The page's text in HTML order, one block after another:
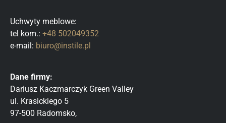
Uchwyty meblowe:
tel kom.: +48 502049352
e-mail: biuro@instile.pl
Dane firmy:
Dariusz Kaczmarczyk Green Valley
ul. Krasickiego 5
97-500 Radomsko,